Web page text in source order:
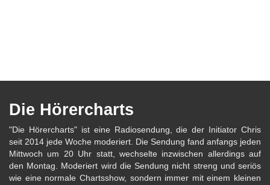
Die Hörercharts
"Die Hörercharts" ist eine Radiosendung, die der Initiator Chris
seit 2014 jede Woche moderiert. Die Sendung fand anfangs jeden
Mittwoch um 20 Uhr statt, wechselte inzwischen allerdings auf
den Montag. Moderiert wird die Sendung nicht streng und seriös
wie eine normale Chartsshow, sondern immer mit einem kleinen